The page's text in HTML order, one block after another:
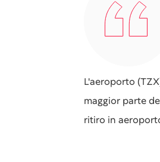
L'aeroporto
maggior parte
ritiro in